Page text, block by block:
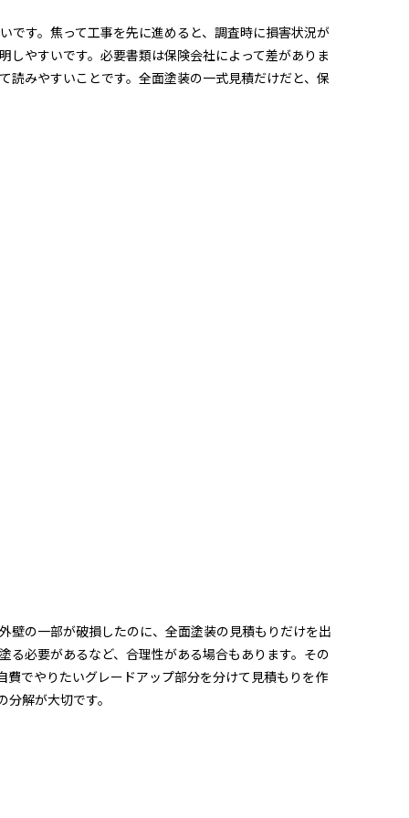
す。焦って工事を先に進めると、調査時に損害状況が
やすいです。必要書類は保険会社によって差がありま
みやすいことです。全面塗装の一式見積だけだと、保
壁の一部が破損したのに、全面塗装の見積もりだけを出
必要があるなど、合理性がある場合もあります。その
でやりたいグレードアップ部分を分けて見積もりを作
解が大切です。